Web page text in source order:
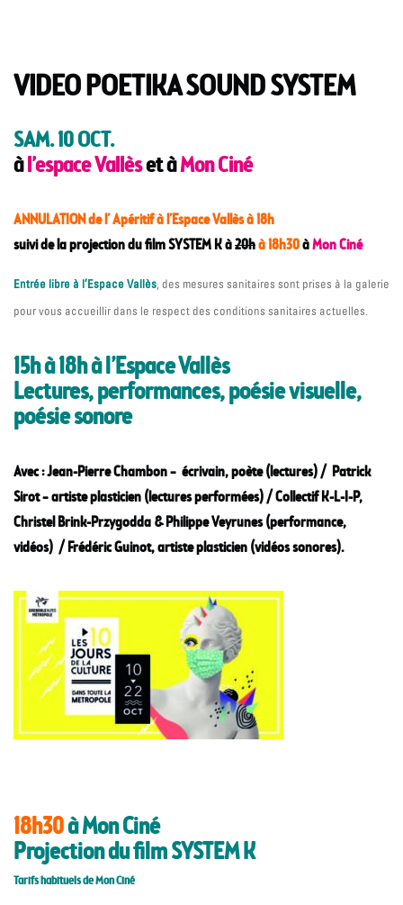
VIDEO POETIKA SOUND SYSTEM
SAM. 10 OCT.
àl’espace Vallèset àMon Ciné
ANNULATION de l’ Apéritif à l’Espace Vallès à 18h
suivi de la projection du film SYSTEM K à20hà 18h30àMon Ciné
Entrée libre à l’Espace Vallès, des mesures sanitaires sont prises à la galerie
pour vous accueillir dans le respect des conditions sanitaires actuelles.
15h à 18h à l’Espace Vallès
Lectures, performances, poésie visuelle,
poésie sonore
Avec :Jean-Pierre Chambon – écrivain, poète (lectures) / Patrick
Sirot – artiste plasticien (lectures performées) /Collectif K-L-I-P,
Christel Brink-Przygodda & Philippe Veyrunes (performance,
vidéos) /Frédéric Guinot, artiste plasticien (vidéos sonores).
18h30à Mon Ciné
Projection du film SYSTEM K
Tarifs habituels de Mon Ciné